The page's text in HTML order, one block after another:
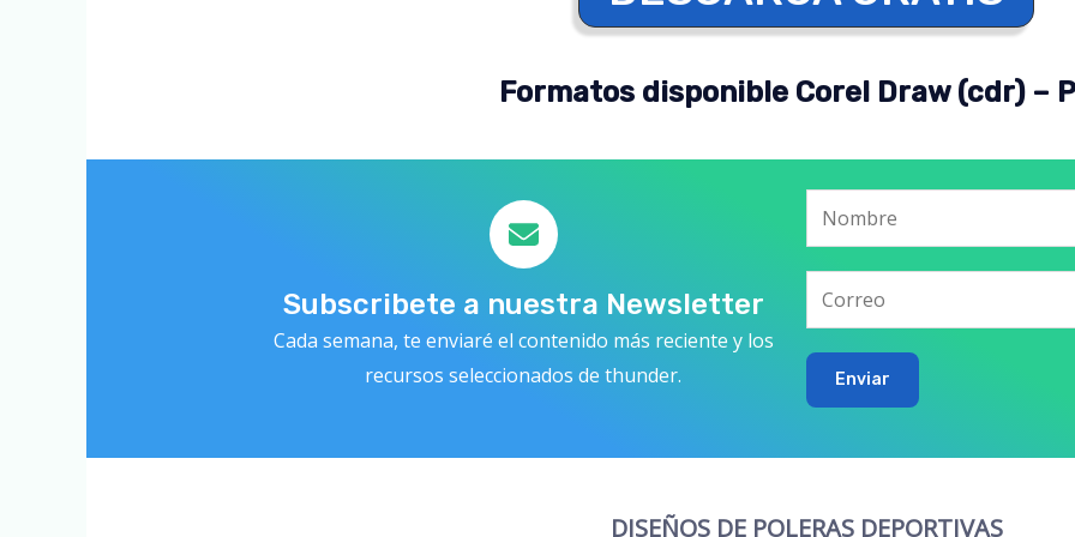
Formatos disponible Corel Draw (cdr) –
Subscribete a nuestra Newsletter
Cada semana, te enviaré el contenido más reciente y los
recursos seleccionados de thunder.
Enviar
DISEÑOS DE POLERAS DEPORTIVAS